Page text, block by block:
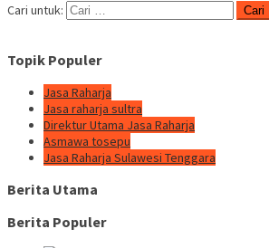
Cari untuk:
Topik Populer
Jasa Raharja
Jasa raharja sultra
Direktur Utama Jasa Raharja
Asmawa tosepu
Jasa Raharja Sulawesi Tenggara
Berita Utama
Berita Populer